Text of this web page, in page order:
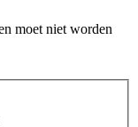
moet niet worden